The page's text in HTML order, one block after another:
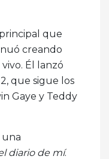
que
creando
Él lanzó
que sigue los
Gaye y Teddy
una
diario de mí.